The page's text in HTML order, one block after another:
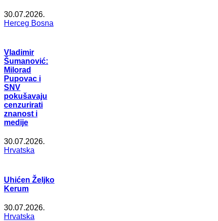
30.07.2026.
Herceg Bosna
Vladimir
Šumanović:
Milorad
Pupovac i
SNV
pokušavaju
cenzurirati
znanost i
medije
30.07.2026.
Hrvatska
Uhićen Željko
Kerum
30.07.2026.
Hrvatska